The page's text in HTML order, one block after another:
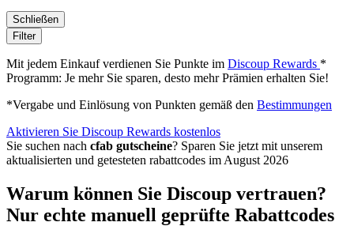
Schließen
Filter
Mit jedem Einkauf verdienen Sie Punkte im Discoup Rewards *
Programm: Je mehr Sie sparen, desto mehr Prämien erhalten Sie!
*Vergabe und Einlösung von Punkten gemäß den Bestimmungen
Aktivieren Sie Discoup Rewards kostenlos
Sie suchen nach cfab gutscheine? Sparen Sie jetzt mit unserem
aktualisierten und getesteten rabattcodes im August 2026
Warum können Sie Discoup vertrauen?
Nur echte manuell geprüfte Rabattcodes